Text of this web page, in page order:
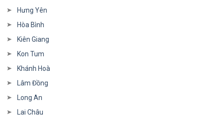
Hưng Yên
Hòa Bình
Kiên Giang
Kon Tum
Khánh Hoà
Lâm Đồng
Long An
Lai Châu